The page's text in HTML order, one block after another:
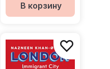
В корзину